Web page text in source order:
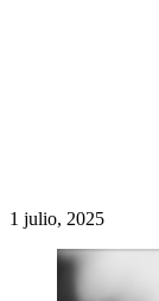
1 julio, 2025